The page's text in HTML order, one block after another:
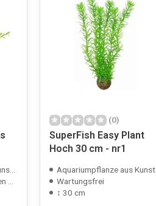
(0)
SuperFish Easy Plant
Hoch 30 cm - nr1
Aquariumpflanze aus Kunststoff
Wartungsfrei
↕ 30 cm